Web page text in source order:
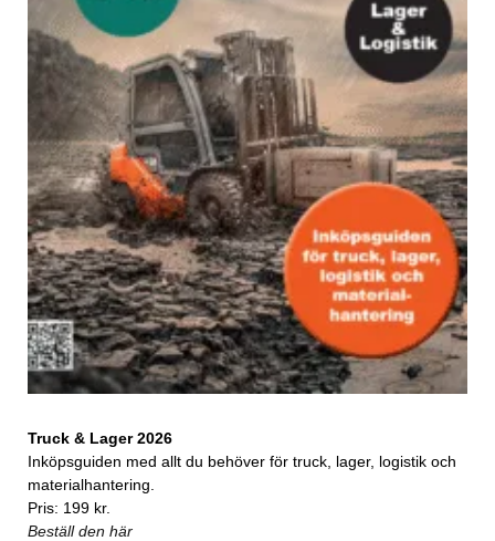
Truck & Lager 2026
Inköpsguiden med allt du behöver för truck, lager, logistik och
materialhantering.
Pris: 199 kr.
Beställ den här